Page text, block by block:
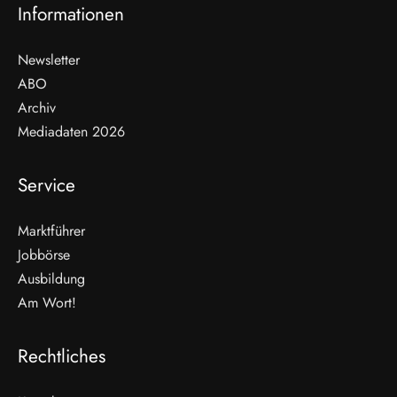
Informationen
Newsletter
ABO
Archiv
Mediadaten 2026
Service
Marktführer
Jobbörse
Ausbildung
Am Wort!
Rechtliches